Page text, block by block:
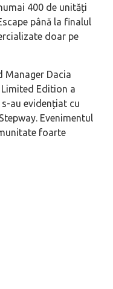
400 de unități
până la finalul
doar pe
Manager Dacia
Edition a
au evidențiat cu
Evenimentul
foarte